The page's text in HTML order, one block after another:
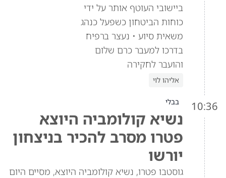
ביישובי העוטף אותר על ידי
כוחות הביטחון כשפעל כנהג
משאית סיוע • נעצר ברפיח
בדרכו למעבר כרם שלום
והועבר לחקירה
אליהו לוי
10:36 בבלי
נשיא קולומביה היוצא
פטרו מסרב להכיר בניצחון
יורשו
גוסטבו פטרו, נשיא קולומביה היוצא, מסיים היום